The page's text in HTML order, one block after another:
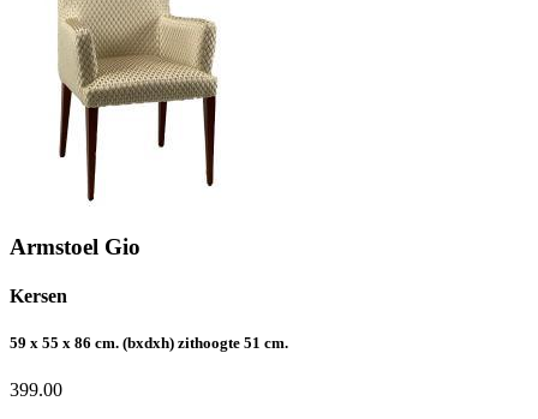
Armstoel Gio
Kersen
59 x 55 x 86 cm. (bxdxh) zithoogte 51 cm.
399.00